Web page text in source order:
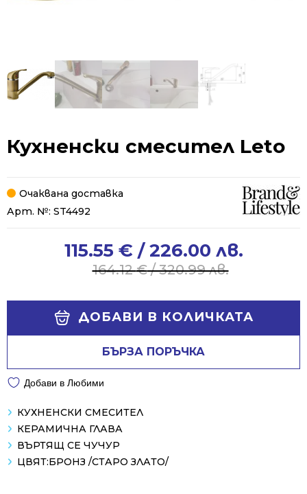
Кухненски смесител Leto
Очаквана доставка
Арт. №: ST4492
164.12€/ 320.99 лв.
164.12 €
115.55 € / 226.00 лв.
115.55 €
ДОБАВИ В КОЛИЧКАТА
БЪРЗА ПОРЪЧКА
Добави в Любими
КУХНЕНСКИ СМЕСИТЕЛ
КЕРАМИЧНА ГЛАВА
ВЪРТЯЩ СЕ ЧУЧУР
ЦВЯТ:БРОНЗ /СТАРО ЗЛАТО/